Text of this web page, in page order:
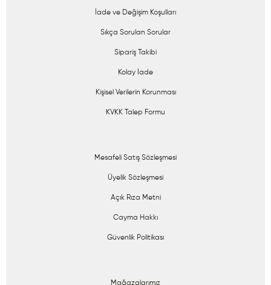
İade ve Değişim Koşulları
Sıkça Sorulan Sorular
Sipariş Takibi
Kolay İade
Kişisel Verilerin Korunması
KVKK Talep Formu
Mesafeli Satış Sözleşmesi
Üyelik Sözleşmesi
Açık Rıza Metni
Cayma Hakkı
Güvenlik Politikası
Mağazalarımız